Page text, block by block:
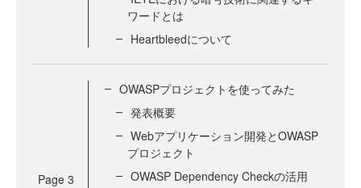
ワードとは
Heartbleedについて
Page 3
OWASPプロジェクトを使ってみた
発表概要
Webアプリケーション開発とOWASP
プロジェクト
OWASP Dependency Checkの活用